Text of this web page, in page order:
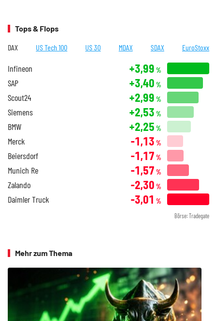
Tops & Flops
DAX US Tech 100 US 30 MDAX SDAX EuroStoxx
Infineon +3,99 %
SAP +3,40 %
Scout24 +2,99 %
Siemens +2,53 %
BMW +2,25 %
Merck -1,13 %
Beiersdorf -1,17 %
Munich Re -1,57 %
Zalando -2,30 %
Daimler Truck -3,01 %
Börse: Tradegate
Mehr zum Thema